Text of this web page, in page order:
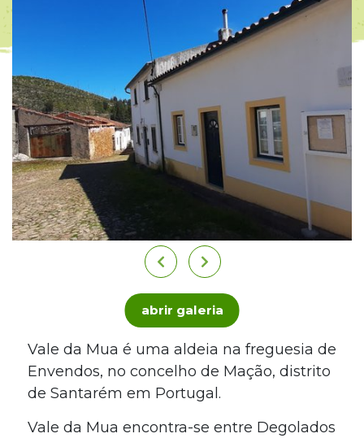
abrir galeria
Vale da Mua é uma aldeia na freguesia de
Envendos, no concelho de Mação, distrito
de Santarém em Portugal.
Vale da Mua encontra-se entre Degolados